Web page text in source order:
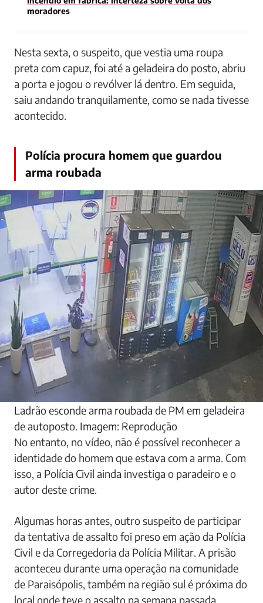
moradores
Nesta sexta, o suspeito, que vestia uma roupa
preta com capuz, foi até a geladeira do posto, abriu
a porta e jogou o revólver lá dentro. Em seguida,
saiu andando tranquilamente, como se nada tivesse
acontecido.
Polícia procura homem que guardou
arma roubada
Ladrão esconde arma roubada de PM em geladeira
de autoposto. Imagem: Reprodução
No entanto, no vídeo, não é possível reconhecer a
identidade do homem que estava com a arma. Com
isso, a Polícia Civil ainda investiga o paradeiro e o
autor deste crime.
Algumas horas antes, outro suspeito de participar
da tentativa de assalto foi preso em ação da Polícia
Civil e da Corregedoria da Polícia Militar. A prisão
aconteceu durante uma operação na comunidade
de Paraisópolis, também na região sul é próxima do
local onde teve o assalto na semana passada.